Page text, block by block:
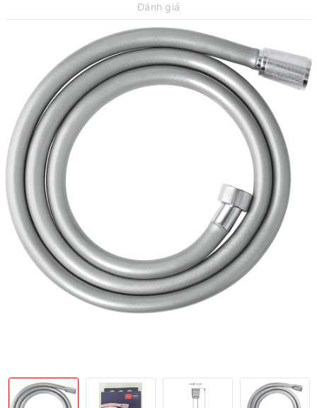
Đánh giá